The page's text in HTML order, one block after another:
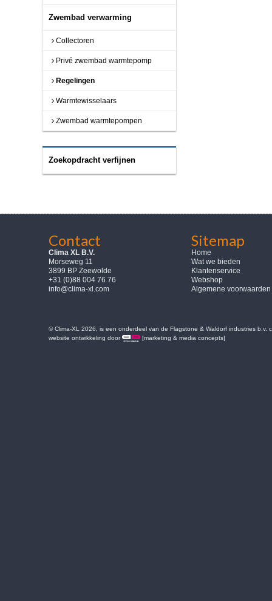
Zwembad verwarming
Collectoren
Privé zwembad warmtepomp
Regelingen
Warmtewisselaars
Zwembad warmtepompen
Zoekopdracht verfijnen
Contact
Clima XL B.V.
Morseweg 11
3899 BP Zeewolde
+31 (0)88 004 76 76
info@clima-xl.com
Sitemap
Home
Wat we bieden
Klantenservice
Webshop
Algemene voorwaarden
© Clima-XL 2026, is een onderdeel van de Flagstone & Waldorf industries b.v.
website ontwikkeling door
[marketing & media concepts]